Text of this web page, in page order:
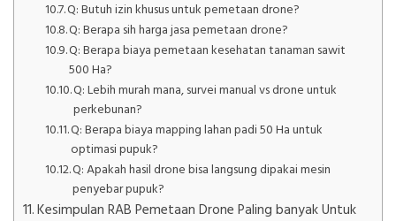
Q: Butuh izin khusus untuk pemetaan drone?
Q: Berapa sih harga jasa pemetaan drone?
Q: Berapa biaya pemetaan kesehatan tanaman sawit
500 Ha?
Q: Lebih murah mana, survei manual vs drone untuk
perkebunan?
Q: Berapa biaya mapping lahan padi 50 Ha untuk
optimasi pupuk?
Q: Apakah hasil drone bisa langsung dipakai mesin
penyebar pupuk?
Kesimpulan RAB Pemetaan Drone Paling banyak Untuk